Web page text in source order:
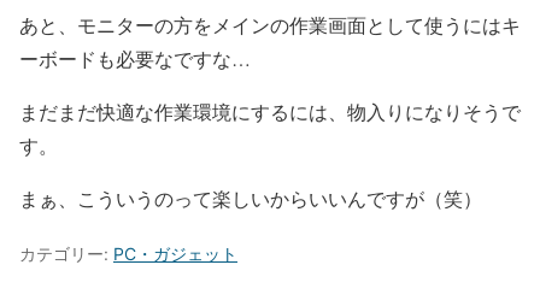
あと、モニターの方をメインの作業画面として使うにはキ
ーボードも必要なですな…
まだまだ快適な作業環境にするには、物入りになりそうで
す。
まぁ、こういうのって楽しいからいいんですが（笑）
カテゴリー: PC・ガジェット